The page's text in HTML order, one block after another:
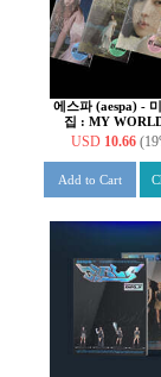
에스파 (aespa) -
집 : MY
ver.][띠지 커버 4
랜덤 발송]
USD 10.66
Add to Cart